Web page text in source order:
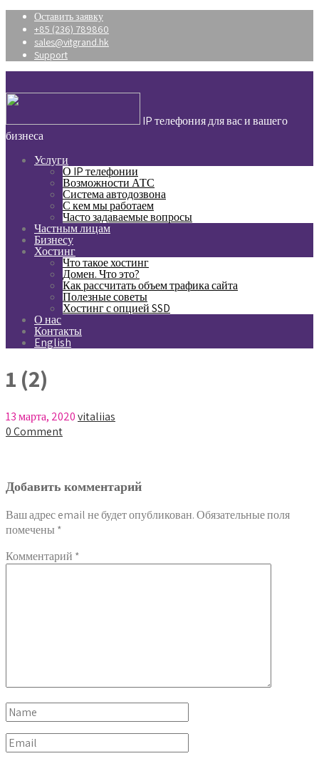
Оставить заявку
+85 (236) 789860
sales@vitgrand.hk
Support
IP телефония для вас и вашего
бизнеса
Услуги
О IP телефонии
Возможности АТС
Система автодозвона
С кем мы работаем
Часто задаваемые вопросы
Частным лицам
Бизнесу
Хостинг
Что такое хостинг
Домен. Что это?
Как рассчитать объем трафика сайта
Полезные советы
Хостинг с опцией SSD
О нас
Контакты
English
1 (2)
13 марта, 2020vitaliias
0 Comment
Добавить комментарий
Ваш адрес email не будет опубликован.Обязательные поля
помечены *
Комментарий *